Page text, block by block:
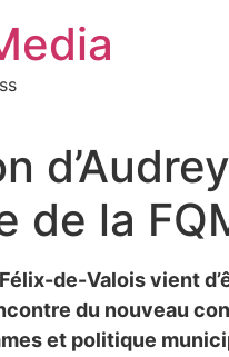
de la
de-Valois vient
du nouveau
et politique